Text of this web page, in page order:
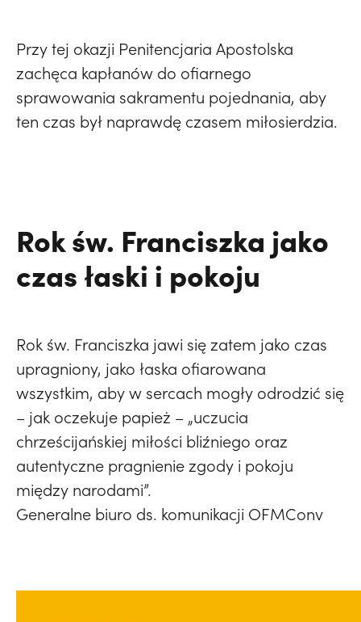
Przy tej okazji Penitencjaria Apostolska
zachęca kapłanów do ofiarnego
sprawowania sakramentu pojednania, aby
ten czas był naprawdę czasem miłosierdzia.
Rok św. Franciszka jako
czas łaski i pokoju
Rok św. Franciszka jawi się zatem jako czas
upragniony, jako łaska ofiarowana
wszystkim, aby w sercach mogły odrodzić się
– jak oczekuje papież – „uczucia
chrześcijańskiej miłości bliźniego oraz
autentyczne pragnienie zgody i pokoju
między narodami”.
Generalne biuro ds. komunikacji OFMConv